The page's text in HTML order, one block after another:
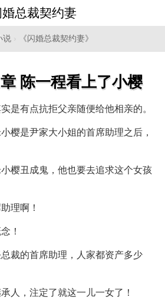
婚总裁契约妻
说 › 《闪婚总裁契约妻》
陈一程看上了小樱
是有点抗拒父亲随便给他相亲的。
樱是尹家大小姐的首席助理之后，
樱丑成鬼，他也要去追求这个女孩
理啊！
！
裁的首席助理，人家都资产多少
人，注定了就这一儿一女了！